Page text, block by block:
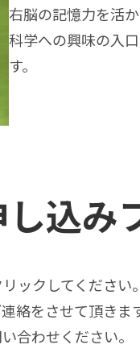
右脳の記憶力を活
科学への興味の入
す。
込み
ックしてください。
絡をさせて頂きま
合わせください。